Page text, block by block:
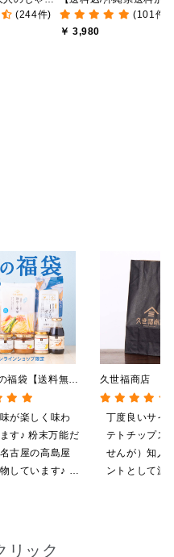
入り【送
料別途】
(244件)
途】【化粧箱包装付/オン
ライン限定】
(101件)
￥ 3,980
福袋【送料無
ライン限定】
トキャンペーン実
のし・ラッピン
箱詰め不可】
が楽しく味わ
す♪ 粉末万能だ
古屋の高島屋
しています♪ と
久世福商店 無
文数の上限は同
する商品点数
丁度良いサイ
テトチップス
せんが）知人
ントとして渡
リック